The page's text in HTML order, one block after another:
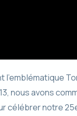
l’emblématique
nous avons
célébrer notre